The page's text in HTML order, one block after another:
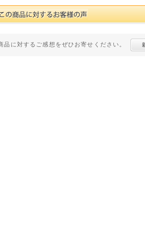
品に対するご感想をぜひお寄せください。